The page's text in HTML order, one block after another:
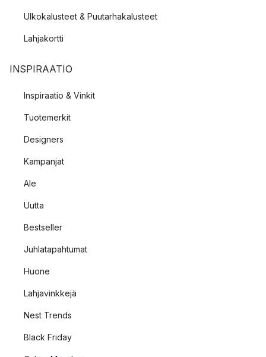
Ulkokalusteet & Puutarhakalusteet
Lahjakortti
INSPIRAATIO
Inspiraatio & Vinkit
Tuotemerkit
Designers
Kampanjat
Ale
Uutta
Bestseller
Juhlatapahtumat
Huone
Lahjavinkkejä
Nest Trends
Black Friday